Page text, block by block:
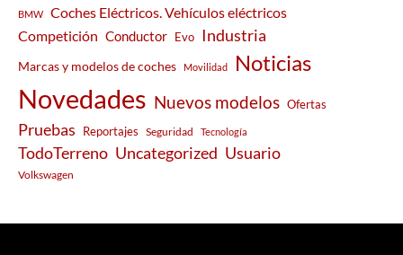
BMW
Coches Eléctricos. Vehículos eléctricos
Competición Conductor Evo Industria
Marcas y modelos de coches Movilidad Noticias
Novedades Nuevos modelos Ofertas
Pruebas Reportajes Seguridad Tecnología
TodoTerreno Uncategorized Usuario
Volkswagen